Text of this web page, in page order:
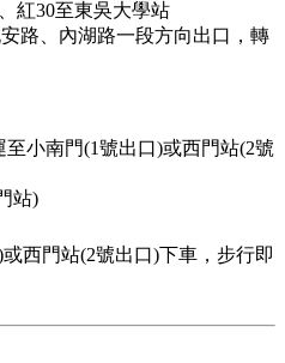
紅30至東吳大學站
路、內湖路一段方向出口，轉
小南門(1號出口)或西門站(2號
站)
西門站(2號出口)下車，步行即